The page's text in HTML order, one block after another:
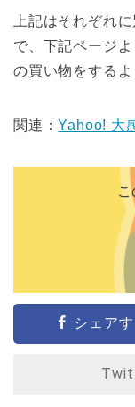
上記はそれぞれ
で、下記ページよ
の買い物をする
関連：Yahoo! 大
シェア